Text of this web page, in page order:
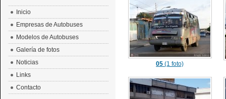
05 (1 foto)
Inicio
Empresas de Autobuses
Modelos de Autobuses
Galería de fotos
Noticias
Links
Contacto